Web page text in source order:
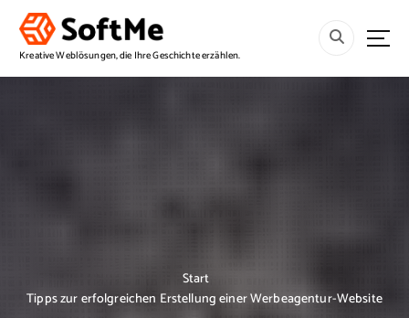
Kreative Weblösungen, die Ihre Geschichte erzählen.
Start
Tipps zur erfolgreichen Erstellung einer Werbeagentur-Website